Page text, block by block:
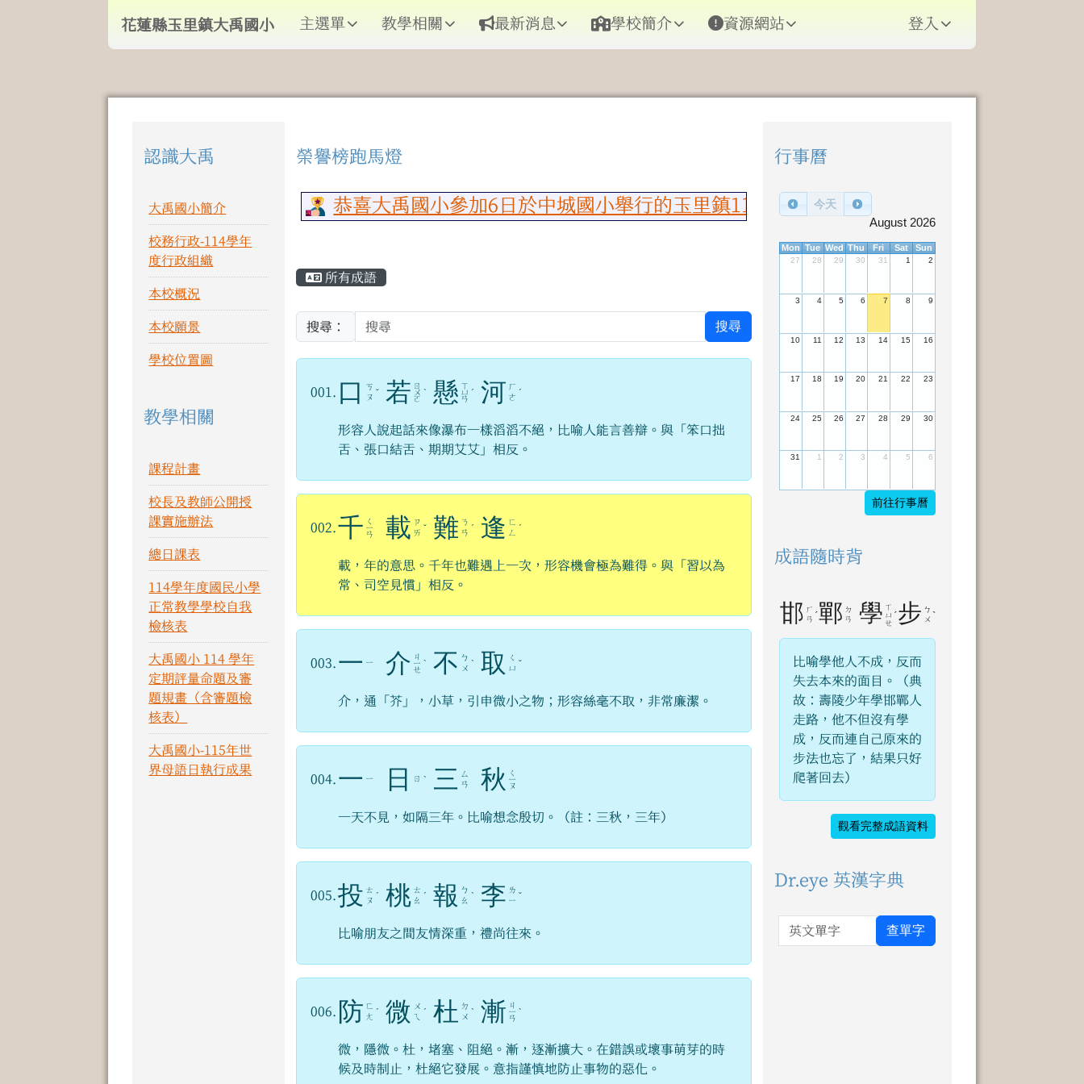
花蓮縣玉里鎮大禹國小
花蓮縣玉里鎮大禹國小 主選單 教學相關 最新消息 學校簡介 資源網站 登入
左邊區域內容
認識大禹
大禹國小簡介
校務行政-114學年
度行政組織
本校概況
本校願景
學校位置圖
教學相關
課程計畫
校長及教師公開授
課實施辦法
總日課表
114學年度國民小學
正常教學學校自我
檢核表
大禹國小 114 學年
定期評量命題及審
題規畫（含審題檢
核表）
大禹國小-115年世
界母語日執行成果
上中區域內容
榮譽榜跑馬燈
恭喜大禹國小參加6日於中城國小舉行的玉里鎮115年語文競賽榮獲佳績，國語朗讀國小
主內容區域
所有成語
搜尋： 搜尋
001. 口
ㄎ
ㄡ ˇ 若 ㄖ
ㄨ
ㄛ
ˋ 懸 ㄒ
ㄩ
ㄢ
ˊ 河 ㄏ
ㄜ ˊ
形容人說起話來像瀑布一樣滔滔不絕，比喻人能言善辯。與「笨口拙
舌、張口結舌、期期艾艾」相反。
002. 千 ㄑ
ㄧ
ㄢ 載 ㄗ
ㄞ ˇ 難 ㄋ
ㄢ ˊ 逢 ㄈ
ㄥ
ˊ
載，年的意思。千年也難遇上一次，形容機會極為難得。與「習以為
常、司空見慣」相反。
003. 一 ㄧ 介 ㄐ
ㄧ
ㄝ
ˋ 不 ㄅ
ㄨ ˋ 取
ㄑ
ㄩ ˇ
介，通「芥」，小草，引申微小之物；形容絲毫不取，非常廉潔。
004. 一 ㄧ 日 ㄖ ˋ 三 ㄙ
ㄢ
秋 ㄑ
ㄧ
ㄡ
一天不見，如隔三年。比喻想念殷切。（註：三秋，三年）
005. 投 ㄊ
ㄡ ˊ 桃 ㄊ
ㄠ ˊ 報 ㄅ
ㄠ ˋ 李 ㄌ
ㄧ ˇ
比喻朋友之間友情深重，禮尚往來。
006. 防 ㄈ
ㄤ ˊ 微 ㄨ
ㄟ
ˊ 杜 ㄉ
ㄨ ˋ 漸 ㄐ
ㄧ
ㄢ
ˋ
微，隱微。杜，堵塞、阻絕。漸，逐漸擴大。在錯誤或壞事萌芽的時
候及時制止，杜絕它發展。意指謹慎地防止事物的惡化。
右邊區域內容
行事曆
今天
August 2026
Mon Tue Wed Thu Fri Sat Sun
27 28 29 30 31 1 2
3 4 5 6 7 8 9
10 11 12 13 14 15 16
17 18 19 20 21 22 23
24 25 26 27 28 29 30
31 1 2 3 4 5 6
前往行事曆
成語隨時背
邯 ㄏ
ㄢ ˊ鄲 ㄉ
ㄢ
學 ㄒ
ㄩ
ㄝ
ˊ步 ㄅ
ㄨ ˋ
比喻學他人不成，反而
失去本來的面目。（典
故：壽陵少年學邯鄲人
走路，他不但沒有學
成，反而連自己原來的
步法也忘了，結果只好
爬著回去）
觀看完整成語資料
Dr.eye 英漢字典
英文單字 查單字